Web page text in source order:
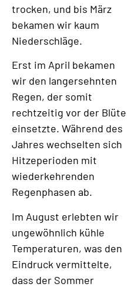
trocken, und bis März
bekamen wir kaum
Niederschläge.
Erst im April bekamen
wir den langersehnten
Regen, der somit
rechtzeitig vor der Blüte
einsetzte. Während des
Jahres wechselten sich
Hitzeperioden mit
wiederkehrenden
Regenphasen ab.
Im August erlebten wir
ungewöhnlich kühle
Temperaturen, was den
Eindruck vermittelte,
dass der Sommer